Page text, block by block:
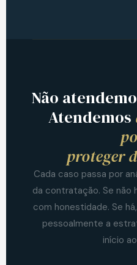
Não
Atendemos
proteger
Cada caso passa por
da contratação. Se não
com honestidade. Se
pessoalmente a
início